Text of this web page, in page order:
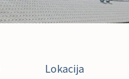
Lokacija